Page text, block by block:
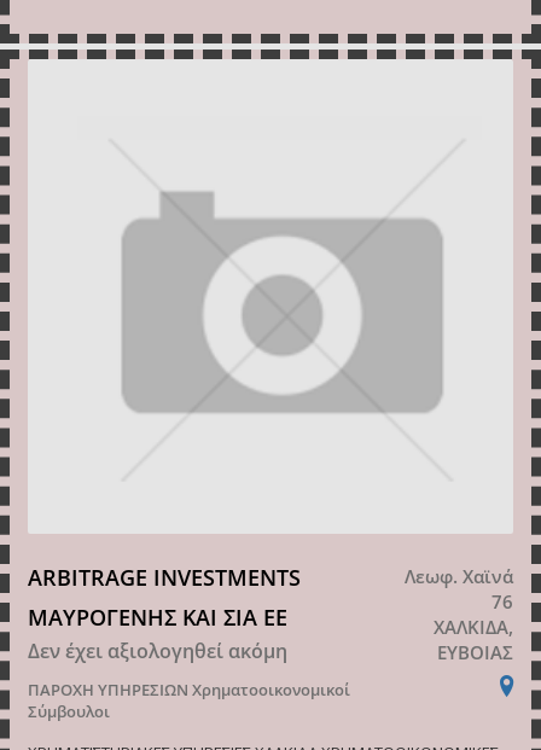
ARBITRAGE INVESTMENTS
ΜΑΥΡΟΓΕΝΗΣ ΚΑΙ ΣΙΑ ΕΕ
Δεν έχει αξιολογηθεί ακόμη
ΠΑΡΟΧΗ ΥΠΗΡΕΣΙΩΝ Χρηματοοικονομικοί
Σύμβουλοι
Λεωφ. Χαϊνά
76
ΧΑΛΚΙΔΑ,
ΕΥΒΟΙΑΣ